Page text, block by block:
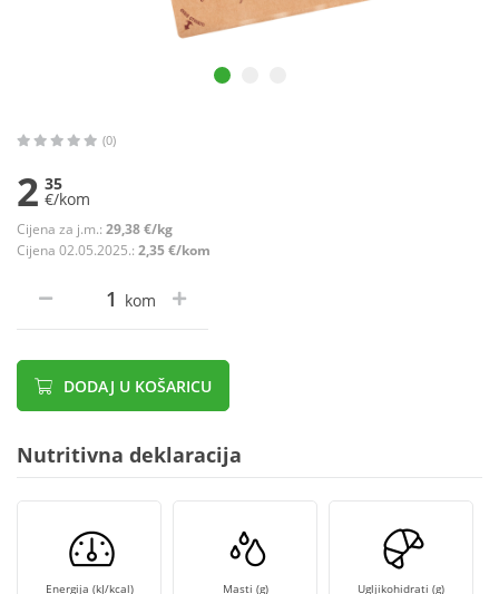
(0)
2 35
€/kom
Cijena za j.m.: 29,38 €/kg
Cijena 02.05.2025.: 2,35 €/kom
kom
DODAJ U KOŠARICU
Nutritivna deklaracija
Energija (kJ/kcal) Masti (g) Ugljikohidrati (g)